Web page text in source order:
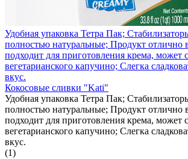
Удобная упаковка Тетра Пак;
полностью натуральные; Продукт отлично
подходит для приготовления крема, может
вегетарианского капучино; Слегка
вкус.
Кокосовые сливки "Kati"
Удобная упаковка Тетра Пак;
полностью натуральные; Продукт отлично
подходит для приготовления крема, может
вегетарианского капучино; Слегка
вкус.
(1)